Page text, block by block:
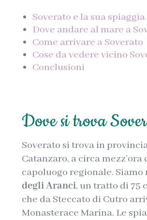
Soverato e la sua
Dove andare al mare a
Come arrivare a Soverato
Cose da vedere vicino
Conclusioni
Dove si trova
Soverato si trova in
Catanzaro, a circa mezz’ora
capoluogo regionale. Siamo
degli Aranci, un tratto di 75
che da Steccato di Cutro
Monasterace Marina. Le